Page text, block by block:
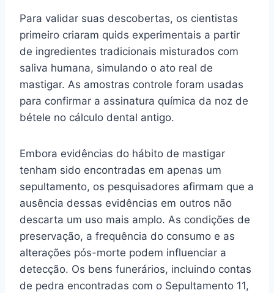
Para validar suas descobertas, os cientistas
primeiro criaram quids experimentais a partir
de ingredientes tradicionais misturados com
saliva humana, simulando o ato real de
mastigar. As amostras controle foram usadas
para confirmar a assinatura química da noz de
bétele no cálculo dental antigo.
Embora evidências do hábito de mastigar
tenham sido encontradas em apenas um
sepultamento, os pesquisadores afirmam que a
ausência dessas evidências em outros não
descarta um uso mais amplo. As condições de
preservação, a frequência do consumo e as
alterações pós-morte podem influenciar a
detecção. Os bens funerários, incluindo contas
de pedra encontradas com o Sepultamento 11,